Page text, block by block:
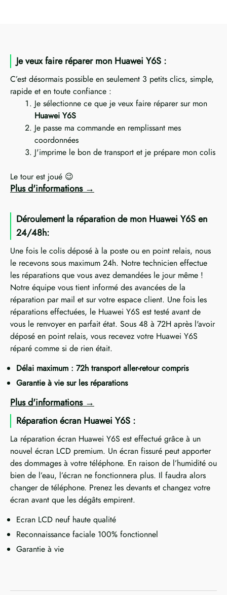
Je veux faire réparer mon Huawei Y6S :
C’est désormais possible en seulement 3 petits clics, simple,
rapide et en toute confiance :
Je sélectionne ce que je veux faire réparer sur mon
Huawei Y6S
Je passe ma commande en remplissant mes
coordonnées
J'imprime le bon de transport et je prépare mon colis
Le tour est joué 😉
Plus d'informations
Déroulement la réparation de mon Huawei Y6S en
24/48h:
Une fois le colis déposé à la poste ou en point relais, nous
le recevons sous maximum 24h. Notre technicien effectue
les réparations que vous avez demandées le jour même !
Notre équipe vous tient informé des avancées de la
réparation par mail et sur votre espace client. Une fois les
réparations effectuées, le Huawei Y6S est testé avant de
vous le renvoyer en parfait état. Sous 48 à 72H après l'avoir
déposé en point relais, vous recevez votre Huawei Y6S
réparé comme si de rien était.
Délai maximum : 72h transport aller-retour compris
Garantie à vie sur les réparations
Plus d'informations
Réparation écran Huawei Y6S :
La réparation écran Huawei Y6S est effectué grâce à un
nouvel écran LCD premium. Un écran fissuré peut apporter
des dommages à votre téléphone. En raison de l’humidité ou
bien de l’eau, l’écran ne fonctionnera plus. Il faudra alors
changer de téléphone. Prenez les devants et changez votre
écran avant que les dégâts empirent.
Ecran LCD neuf haute qualité
Reconnaissance faciale 100% fonctionnel
Garantie à vie